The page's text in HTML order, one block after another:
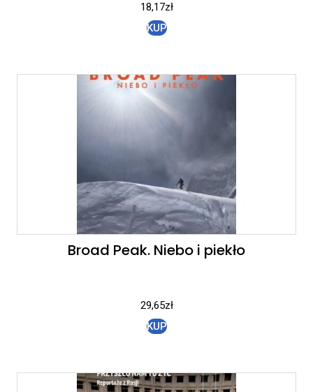
18,17zł
KUP
Broad Peak. Niebo i piekło
29,65zł
KUP